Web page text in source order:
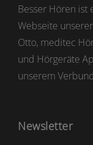
Besser Hören ist
Webseite
Otto, meditec
und Hörgeräte
unserem
Newsletter